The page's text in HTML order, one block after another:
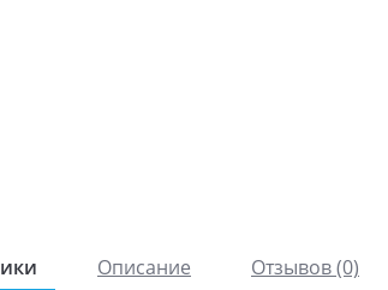
Описание Отзывов (0)